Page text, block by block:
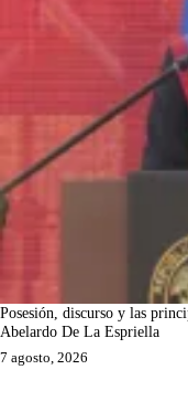
Posesión, discurso y las
Abelardo De La Espriella
7 agosto, 2026